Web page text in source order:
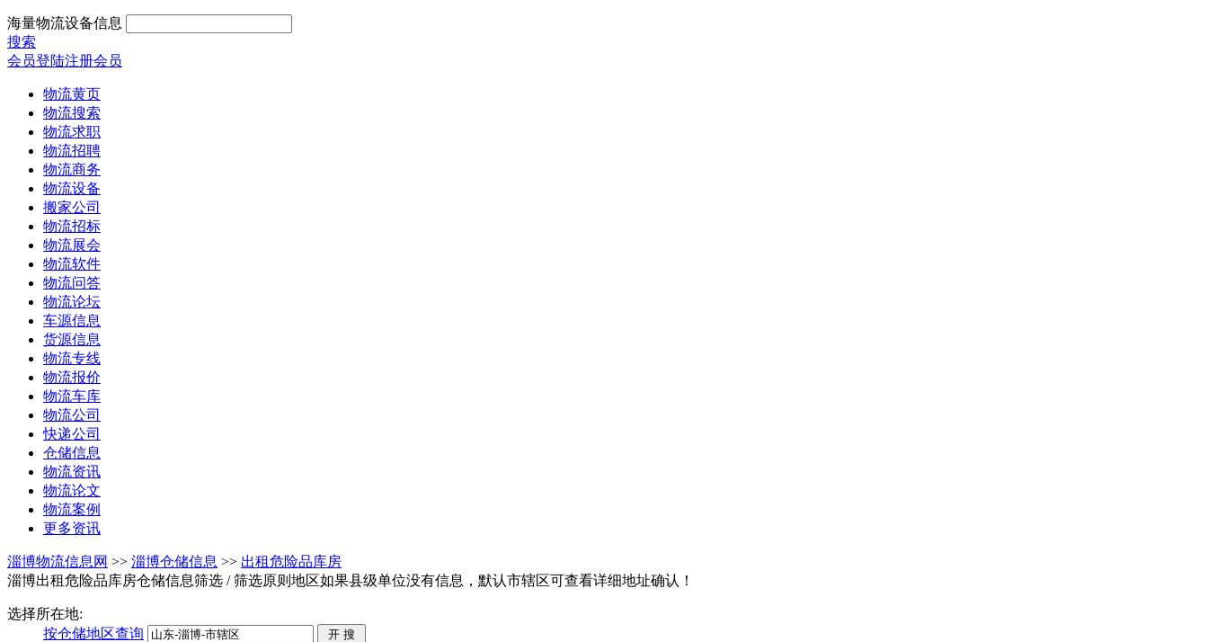
海量物流设备信息
搜索
会员登陆注册会员
物流黄页
物流搜索
物流求职
物流招聘
物流商务
物流设备
搬家公司
物流招标
物流展会
物流软件
物流问答
物流论坛
车源信息
货源信息
物流专线
物流报价
物流车库
物流公司
快递公司
仓储信息
物流资讯
物流论文
物流案例
更多资讯
淄博物流信息网 >> 淄博仓储信息 >> 出租危险品库房
淄博出租危险品库房仓储信息筛选 / 筛选原则地区如果县级单位没有信息，默认市辖区可查看详细地址确认！
选择所在地:
按仓储地区查询